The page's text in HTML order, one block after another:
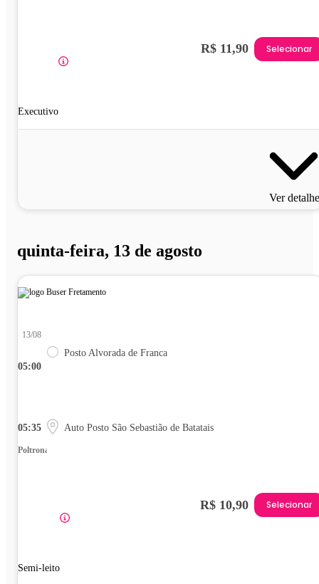
Executivo
R$ 11,90 Selecionar
Ver
quinta-feira, 13 de agosto
05:00
13/08
Posto Alvorada de Franca
05:35 Auto Posto São Sebastião de Batatais
Poltrona
Semi-leito
R$ 10,90 Selecionar